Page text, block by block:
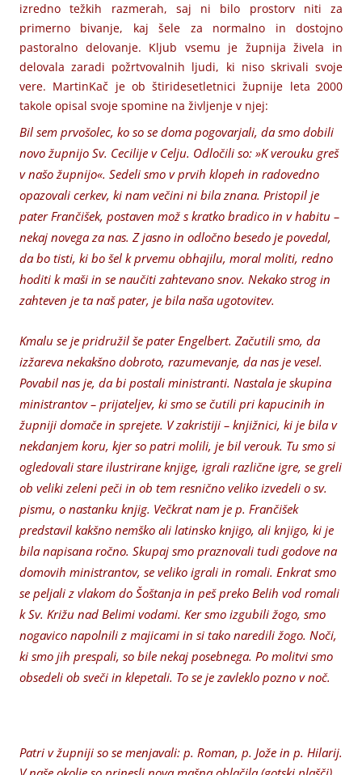
izredno težkih razmerah, saj ni bilo prostorv niti za
primerno bivanje, kaj šele za normalno in dostojno
pastoralno delovanje. Kljub vsemu je župnija živela in
delovala zaradi požrtvovalnih ljudi, ki niso skrivali svoje
vere. MartinKač je ob štiridesetletnici župnije leta 2000
takole opisal svoje spomine na življenje v njej:
Bil sem prvošolec, ko so se doma pogovarjali, da smo dobili
novo župnijo Sv. Cecilije v Celju. Odločili so: »K verouku greš
v našo župnijo«. Sedeli smo v prvih klopeh in radovedno
opazovali cerkev, ki nam večini ni bila znana. Pristopil je
pater Frančišek, postaven mož s kratko bradico in v habitu –
nekaj novega za nas. Z jasno in odločno besedo je povedal,
da bo tisti, ki bo šel k prvemu obhajilu, moral moliti, redno
hoditi k maši in se naučiti zahtevano snov. Nekako strog in
zahteven je ta naš pater, je bila naša ugotovitev.
Kmalu se je pridružil še pater Engelbert. Začutili smo, da
izžareva nekakšno dobroto, razumevanje, da nas je vesel.
Povabil nas je, da bi postali ministranti. Nastala je skupina
ministrantov – prijateljev, ki smo se čutili pri kapucinih in
župniji domače in sprejete. V zakristiji – knjižnici, ki je bila v
nekdanjem koru, kjer so patri molili, je bil verouk. Tu smo si
ogledovali stare ilustrirane knjige, igrali različne igre, se greli
ob veliki zeleni peči in ob tem resnično veliko izvedeli o sv.
pismu, o nastanku knjig. Večkrat nam je p. Frančišek
predstavil kakšno nemško ali latinsko knjigo, ali knjigo, ki je
bila napisana ročno. Skupaj smo praznovali tudi godove na
domovih ministrantov, se veliko igrali in romali. Enkrat smo
se peljali z vlakom do Šoštanja in peš preko Belih vod romali
k Sv. Križu nad Belimi vodami. Ker smo izgubili žogo, smo
nogavico napolnili z majicami in si tako naredili žogo. Noči,
ki smo jih prespali, so bile nekaj posebnega. Po molitvi smo
obsedeli ob sveči in klepetali. To se je zavleklo pozno v noč.
Patri v župniji so se menjavali: p. Roman, p. Jože in p. Hilarij.